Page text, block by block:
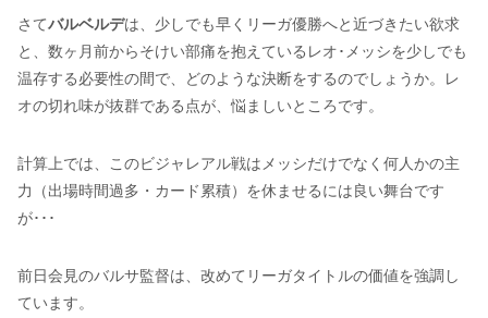
さてバルベルデは、少しでも早くリーガ優勝へと近づきたい欲求
と、数ヶ月前からそけい部痛を抱えているレオ･メッシを少しでも
温存する必要性の間で、どのような決断をするのでしょうか。レ
オの切れ味が抜群である点が、悩ましいところです。
計算上では、このビジャレアル戦はメッシだけでなく何人かの主
力（出場時間過多・カード累積）を休ませるには良い舞台です
が･･･
前日会見のバルサ監督は、改めてリーガタイトルの価値を強調し
ています。